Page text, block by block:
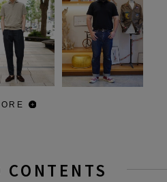
CONTENTS